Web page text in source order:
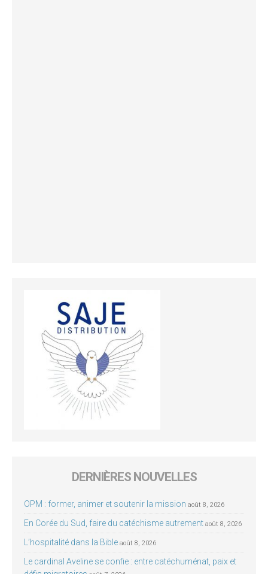
DERNIÈRES NOUVELLES
OPM : former, animer et soutenir la mission août 8, 2026
En Corée du Sud, faire du catéchisme autrement août 8, 2026
L’hospitalité dans la Bible août 8, 2026
Le cardinal Aveline se confie : entre catéchuménat, paix et